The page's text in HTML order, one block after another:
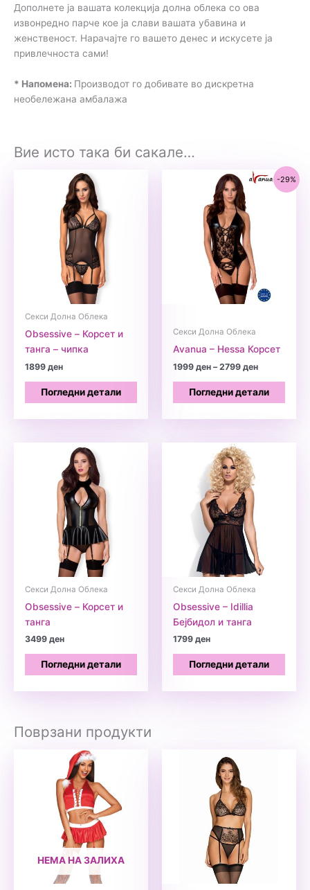
Дополнете ја вашата колекција долна облека со ова
извонредно парче кое ја слави вашата убавина и
женственост. Нарачајте го вашето денес и искусете ја
привлечноста сами!
* Напомена: Производот го добивате во дискретна
необележана амбалажа
Вие исто така би сакале…
Секси Долна Облека
Obsessive – Корсет и
танга – чипка
1899ден
Погледни детали
-29%
Секси Долна Облека
Avanua – Hessa Корсет
1999ден – 2799денPrice
1999 ден
Погледни детали
Секси Долна Облека
Obsessive – Корсет и
танга
3499ден
Погледни детали
Секси Долна Облека
Obsessive – Idillia
Бејбидол и танга
1799ден
Погледни детали
Поврзани продукти
НЕМА НА ЗАЛИХА